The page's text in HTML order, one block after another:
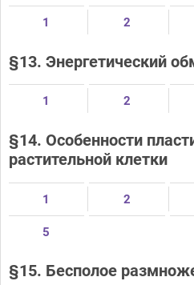
1 2
§13. Энергетический
1 2
§14. Особенности
растительной клетки
1 2
5
§15. Бесполое